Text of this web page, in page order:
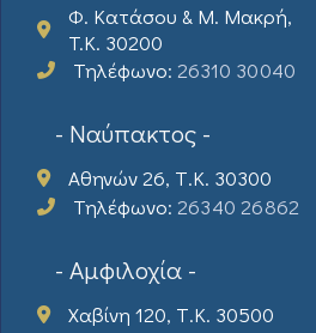
Φ. Κατάσου & Μ. Μακρή,
T.K. 30200
Τηλέφωνο: 26310 30040
- Ναύπακτος -
Αθηνών 26, Τ.Κ. 30300
Τηλέφωνο: 26340 26862
- Αμφιλοχία -
Χαβίνη 120, Τ.Κ. 30500